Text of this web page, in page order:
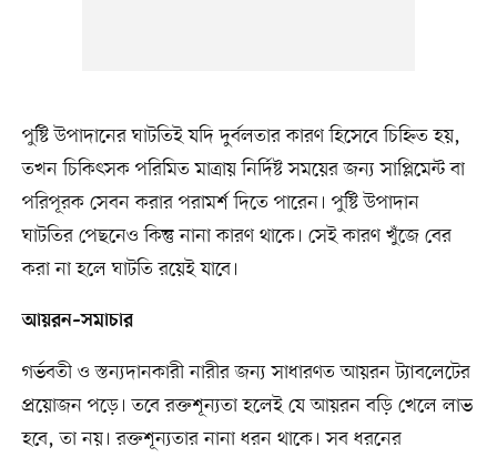
পুষ্টি উপাদানের ঘাটতিই যদি দুর্বলতার কারণ হিসেবে চিহ্নিত হয়,
তখন চিকিৎসক পরিমিত মাত্রায় নির্দিষ্ট সময়ের জন্য সাপ্লিমেন্ট বা
পরিপূরক সেবন করার পরামর্শ দিতে পারেন। পুষ্টি উপাদান
ঘাটতির পেছনেও কিন্তু নানা কারণ থাকে। সেই কারণ খুঁজে বের
করা না হলে ঘাটতি রয়েই যাবে।
আয়রন–সমাচার
গর্ভবতী ও স্তন্যদানকারী নারীর জন্য সাধারণত আয়রন ট্যাবলেটের
প্রয়োজন পড়ে। তবে রক্তশূন্যতা হলেই যে আয়রন বড়ি খেলে লাভ
হবে, তা নয়। রক্তশূন্যতার নানা ধরন থাকে। সব ধরনের